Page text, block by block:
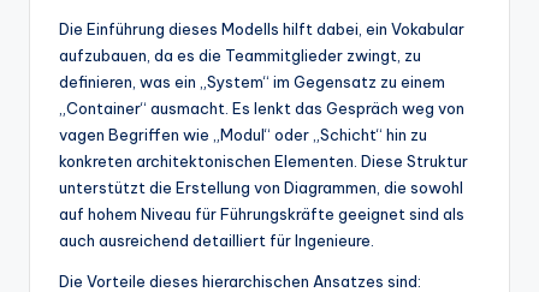
Die Einführung dieses Modells hilft dabei, ein Vokabular
aufzubauen, da es die Teammitglieder zwingt, zu
definieren, was ein „System“ im Gegensatz zu einem
„Container“ ausmacht. Es lenkt das Gespräch weg von
vagen Begriffen wie „Modul“ oder „Schicht“ hin zu
konkreten architektonischen Elementen. Diese Struktur
unterstützt die Erstellung von Diagrammen, die sowohl
auf hohem Niveau für Führungskräfte geeignet sind als
auch ausreichend detailliert für Ingenieure.
Die Vorteile dieses hierarchischen Ansatzes sind: